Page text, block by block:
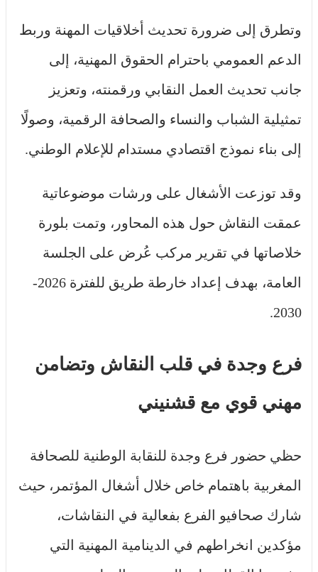
وتطرق إلى ضرورة تحديث أخلاقيات المهنة وربط
الدعم العمومي باحترام الحقوق المهنية، إلى
جانب تحديث العمل النقابي ورقمنته، وتعزيز
تمثيلية الشباب والنساء والصحافة الرقمية، وصولًا
إلى بناء نموذج اقتصادي مستدام للإعلام الوطني.
وقد توزعت الأشغال على ورشات موضوعاتية
عمقت النقاش حول هذه المحاور، وتمت بلورة
خلاصاتها في تقرير مركب عُرض على الجلسة
العامة، بهدف إعداد خارطة طريق للفترة 2026-
2030.
فرع وجدة في قلب النقاش وتضامن
مهني قوي مع قشنيني
حظي حضور فرع وجدة للنقابة الوطنية للصحافة
المغربية باهتمام خاص خلال أشغال المؤتمر، حيث
شارك صحافيو الفرع بفعالية في النقاشات،
مؤكدين انخراطهم في الدينامية المهنية التي